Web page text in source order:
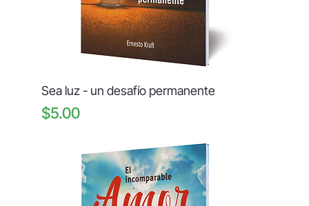
Sea luz - un desafío permanente
Price
$5.00